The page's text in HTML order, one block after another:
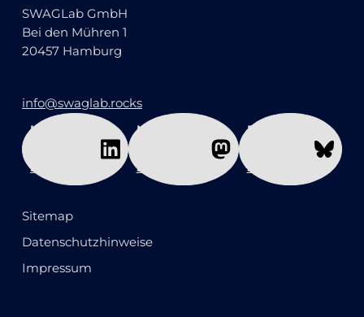
SWAGLab GmbH
Bei den Mühren 1
20457 Hamburg
info@swaglab.rocks
LinkedIn
SWAGLab
Mastodon
SWAGLab
Bluesky
SWAGLab
Sitemap
Datenschutzhinweise
Impressum